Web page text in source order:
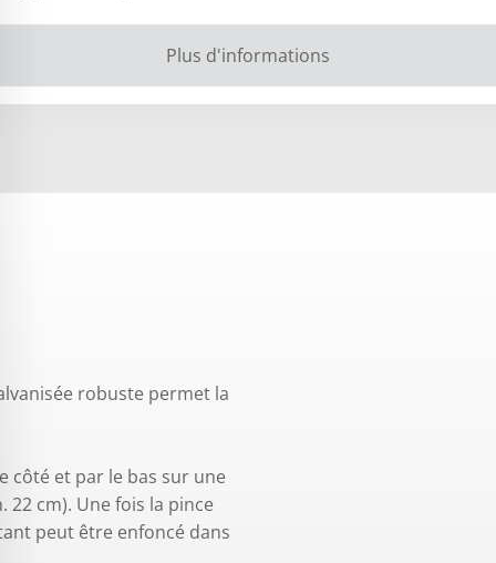
Plus d'informations
robuste permet la
côté et par le bas sur une
22 cm). Une fois la pince
peut être enfoncé dans